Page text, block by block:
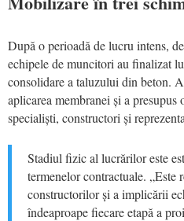
După o perioadă de lucru intens,
echipele de muncitori au finalizat
consolidare a taluzului din beton.
aplicarea membranei și a presupus
specialiști, constructori și
Stadiul fizic al lucrărilor este
termenelor contractuale.
constructorilor și a implicării
îndeaproape fiecare etapă a